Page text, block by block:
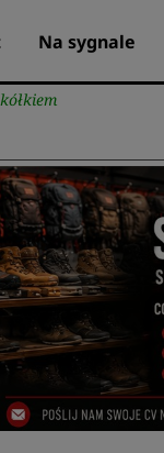
Na sygnale